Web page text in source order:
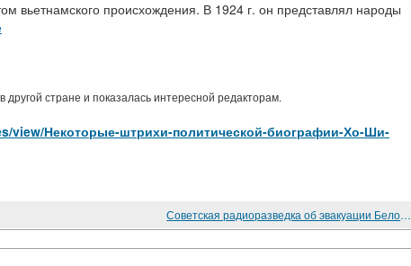
вьетнамского происхождения. В 1924 г. он представлял народы
стране и показалась интересной редакторам.
view/Некоторые-штрихи-политической-биографии-Хо-Ши-
Советская радиоразведка об эвакуации Белой армии из Крыма